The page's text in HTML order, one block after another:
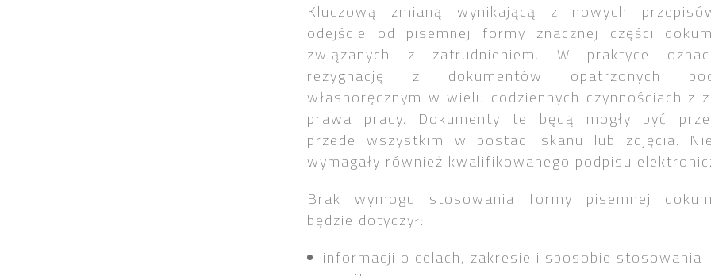
Kluczową zmianą wynikającą z nowych
odejście od pisemnej formy znacznej części
związanych
z zatrudnieniem. W praktyce
rezygnację z dokumentów opatrzonych
własnoręcznym w wielu codziennych czynnościach z
prawa pracy. Dokumenty te będą mogły być
przede wszystkim w postaci skanu lub zdjęcia.
wymagały również kwalifikowanego podpisu
Brak wymogu stosowania formy pisemnej
będzie dotyczył:
informacji o celach, zakresie i sposobie stosowania